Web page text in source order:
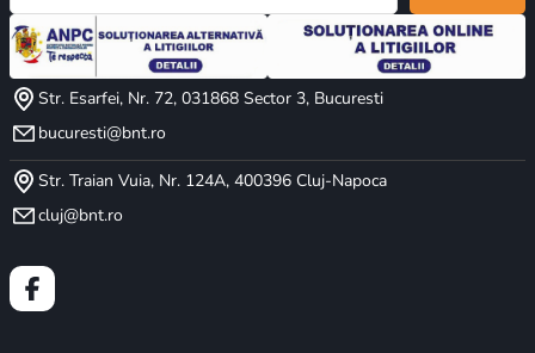
Str. Esarfei, Nr. 72, 031868 Sector 3, Bucuresti
bucuresti@bnt.ro
Str. Traian Vuia, Nr. 124A, 400396 Cluj-Napoca
cluj@bnt.ro